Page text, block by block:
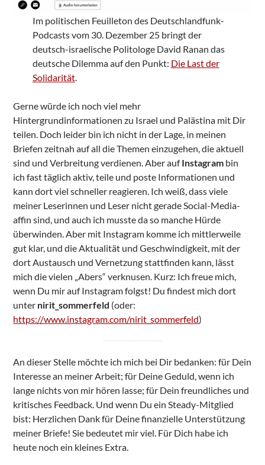
Im politischen Feuilleton des Deutschlandfunk-
Podcasts vom 30. Dezember 25 bringt der
deutsch-israelische Politologe David Ranan das
deutsche Dilemma auf den Punkt: Die Last der
Solidarität.
Gerne würde ich noch viel mehr
Hintergrundinformationen zu Israel und Palästina mit Dir
teilen. Doch leider bin ich nicht in der Lage, in meinen
Briefen zeitnah auf all die Themen einzugehen, die aktuell
sind und Verbreitung verdienen. Aber aufInstagram bin
ich fast täglich aktiv, teile und poste Informationen und
kann dort viel schneller reagieren. Ich weiß, dass viele
meiner Leserinnen und Leser nicht gerade Social-Media-
affin sind, und auch ich musste da so manche Hürde
überwinden. Aber mit Instagram komme ich mittlerweile
gut klar, und die Aktualität und Geschwindigkeit, mit der
dort Austausch und Vernetzung stattfinden kann, lässt
mich die vielen „Abers“ verknusen. Kurz: Ich freue mich,
wenn Du mir auf Instagram folgst! Du findest mich dort
unter nirit_sommerfeld (oder:
https://www.instagram.com/nirit_sommerfeld)
An dieser Stelle möchte ich mich bei Dir bedanken: für Dein
Interesse an meiner Arbeit; für Deine Geduld, wenn ich
lange nichts von mir hören lasse; für Dein freundliches und
kritisches Feedback. Und wenn Du ein Steady-Mitglied
bist: Herzlichen Dank für Deine finanzielle Unterstützung
meiner Briefe! Sie bedeutet mir viel. Für Dich habe ich
heute noch ein kleines Extra.